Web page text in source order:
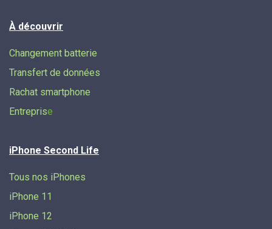
À découvrir
Changement batterie
Transfert de données​
Rachat smartphone
Entreprise
iPhone Second Life
Tous nos iPhones
iPhone 11
iPhone 12